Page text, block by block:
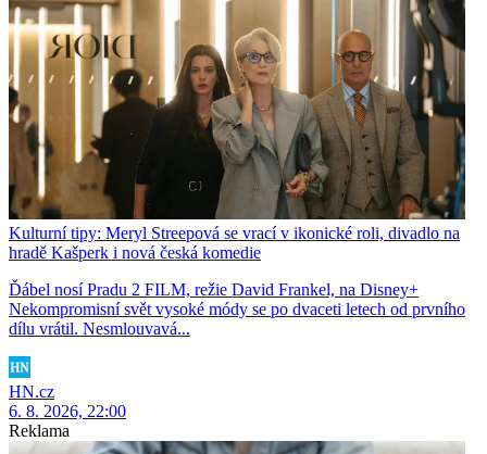
Kulturní tipy: Meryl Streepová se vrací v ikonické roli, divadlo na
hradě Kašperk i nová česká komedie
Ďábel nosí Pradu 2 FILM, režie David Frankel, na Disney+
Nekompromisní svět vysoké módy se po dvaceti letech od prvního
dílu vrátil. Nesmlouvavá...
HN.cz
6. 8. 2026, 22:00
Reklama